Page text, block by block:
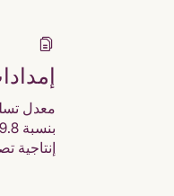
معدل
إنتاجية تصل